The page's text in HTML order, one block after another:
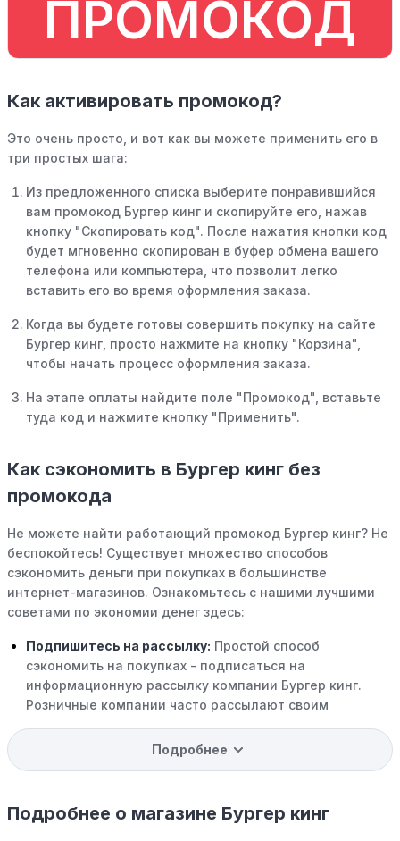
ПРОМОКОД
Как активировать промокод?
Это очень просто, и вот как вы можете применить его в
три простых шага:
Из предложенного списка выберите понравившийся
вам промокод Бургер кинг и скопируйте его, нажав
кнопку "Скопировать код". После нажатия кнопки код
будет мгновенно скопирован в буфер обмена вашего
телефона или компьютера, что позволит легко
вставить его во время оформления заказа.
Когда вы будете готовы совершить покупку на сайте
Бургер кинг, просто нажмите на кнопку "Корзина",
чтобы начать процесс оформления заказа.
На этапе оплаты найдите поле "Промокод", вставьте
туда код и нажмите кнопку "Применить".
Как сэкономить в Бургер кинг без
промокода
Не можете найти работающий промокод Бургер кинг? Не
беспокойтесь! Существует множество способов
сэкономить деньги при покупках в большинстве
интернет-магазинов. Ознакомьтесь с нашими лучшими
советами по экономии денег здесь:
Подпишитесь на рассылку: Простой способ
сэкономить на покупках - подписаться на
информационную рассылку компании Бургер кинг.
Розничные компании часто рассылают своим
доступ к распродажам.
позволяющие зарабатывать баллы или cashback на
Подробнее
Подробнее о магазине Бургер кинг